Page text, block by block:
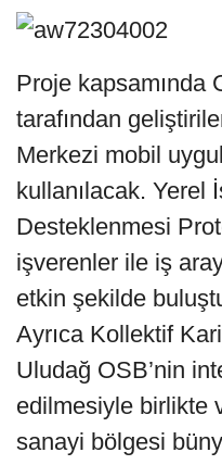
Proje kapsamında
tarafından
Merkezi mobil
kullanılacak. Yerel
Desteklenmesi
işverenler ile iş
etkin şekilde
Ayrıca Kollektif
Uludağ OSB’nin
edilmesiyle birlikte
sanayi bölgesi